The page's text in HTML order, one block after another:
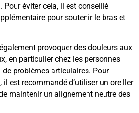
Pour éviter cela, il est conseillé
pour soutenir le bras et
provoquer des douleurs aux
en particulier chez les personnes
problèmes articulaires. Pour
il est recommandé d’utiliser un oreiller
maintenir un alignement neutre des